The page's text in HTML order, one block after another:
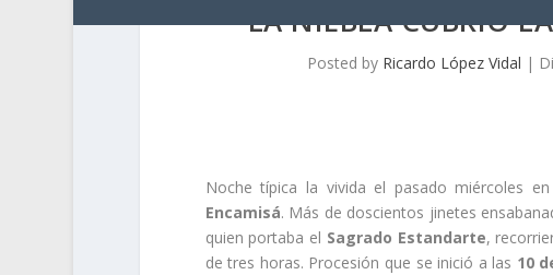
LA NIEBLA CUBRIÓ
Posted by Ricardo López Vidal |
Noche típica la vivida el pasado miércoles en
Encamisá. Más de doscientos jinetes
quien portaba el Sagrado Estandarte,
de tres horas. Procesión que se inició a las 10